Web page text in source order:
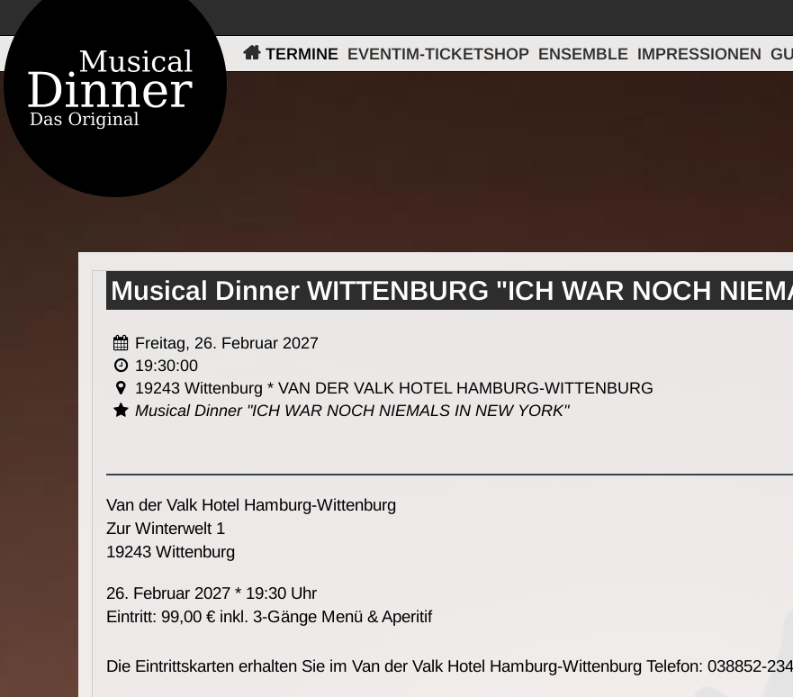
TERMINE EVENTIM-TICKETSHOP ENSEMBLE IMPRESSIONEN
Musical Dinner WITTENBURG "ICH WAR NOCH
Freitag, 26. Februar 2027
19:30:00
19243 Wittenburg * VAN DER VALK HOTEL HAMBURG-WITTENBURG
Musical Dinner "ICH WAR NOCH NIEMALS IN NEW YORK"
Van der Valk Hotel Hamburg-Wittenburg
Zur Winterwelt 1
19243 Wittenburg
26. Februar 2027 * 19:30 Uhr
Eintritt: 99,00 € inkl. 3-Gänge Menü & Aperitif
Die Eintrittskarten erhalten Sie im Van der Valk Hotel Hamburg-Wittenburg Telefon: 038852-